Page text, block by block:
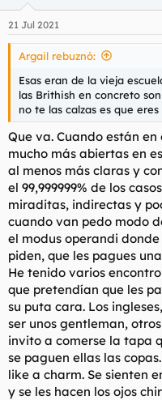
e
s
21 Jul 2021
Argail rebuznó:
Esas eran de la vieja
las Brithish en concreto
no te las calzas es que
Que va. Cuando están
mucho más abiertas en
al menos más claras y
el 99,999999% de los
miraditas, indirectas y
cuando van pedo modo
el modus operandi
piden, que les pagues
He tenido varios
que pretendían que les
su puta cara. Los
ser unos gentleman,
invito a comerse la tapa
se paguen ellas las
like a charm. Se sienten
y se les hacen los ojos